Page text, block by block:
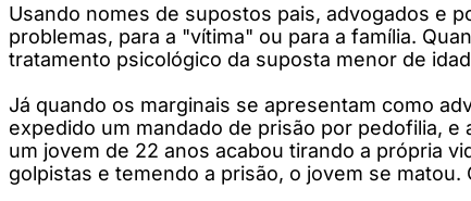
Usando nomes de supostos pais, advogados e
problemas, para a "vítima" ou para a família.
tratamento psicológico da suposta menor de
Já quando os marginais se apresentam como
expedido um mandado de prisão por pedofilia, e
um jovem de 22 anos acabou tirando a própria
golpistas e temendo a prisão, o jovem se